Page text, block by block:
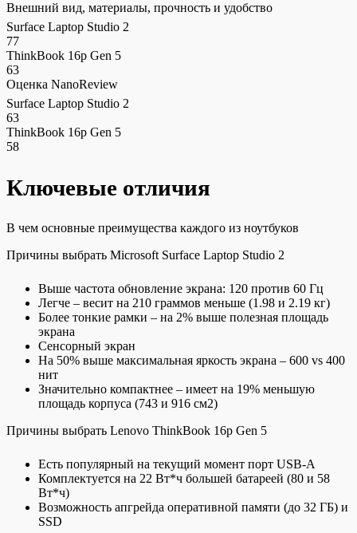
Внешний вид, материалы, прочность и удобство
Surface Laptop Studio 2
77
ThinkBook 16p Gen 5
63
Оценка NanoReview
Surface Laptop Studio 2
63
ThinkBook 16p Gen 5
58
Ключевые отличия
В чем основные преимущества каждого из ноутбуков
Причины выбрать Microsoft Surface Laptop Studio 2
Выше частота обновление экрана: 120 против 60 Гц
Легче – весит на 210 граммов меньше (1.98 и 2.19 кг)
Более тонкие рамки – на 2% выше полезная площадь
экрана
Сенсорный экран
На 50% выше максимальная яркость экрана – 600 vs 400
нит
Значительно компактнее – имеет на 19% меньшую
площадь корпуса (743 и 916 см2)
Причины выбрать Lenovo ThinkBook 16p Gen 5
Есть популярный на текущий момент порт USB-A
Комплектуется на 22 Вт*ч большей батареей (80 и 58
Вт*ч)
Возможность апгрейда оперативной памяти (до 32 ГБ) и
SSD